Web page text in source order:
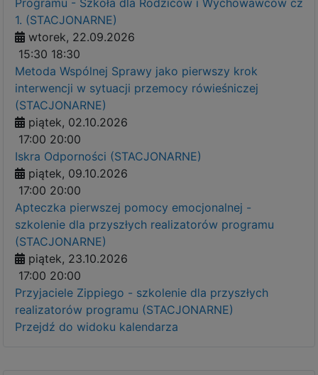
Programu - Szkoła dla Rodziców i Wychowawców cz
1. (STACJONARNE)
wtorek, 22.09.2026
15:30 18:30
Metoda Wspólnej Sprawy jako pierwszy krok
interwencji w sytuacji przemocy rówieśniczej
(STACJONARNE)
piątek, 02.10.2026
17:00 20:00
Iskra Odporności (STACJONARNE)
piątek, 09.10.2026
17:00 20:00
Apteczka pierwszej pomocy emocjonalnej -
szkolenie dla przyszłych realizatorów programu
(STACJONARNE)
piątek, 23.10.2026
17:00 20:00
Przyjaciele Zippiego - szkolenie dla przyszłych
realizatorów programu (STACJONARNE)
Przejdź do widoku kalendarza